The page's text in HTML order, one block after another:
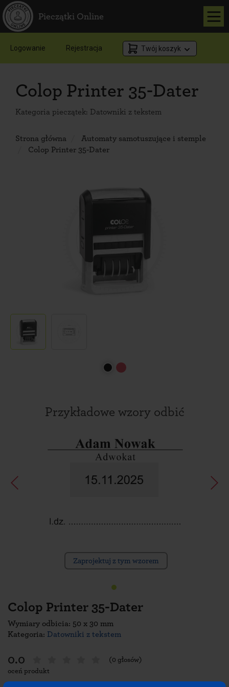
Pieczątki Online
Logowanie Rejestracja Twój koszyk
Colop Printer 35-Dater
Kategoria pieczątek: Datowniki z tekstem
Strona główna
Automaty samotuszujące i stemple
Colop Printer 35-Dater
Przykładowe wzory odbić
Zaprojektuj z tym wzorem
Colop Printer 35-Dater
Wymiary odbicia: 50 x 30 mm
Kategoria: Datowniki z tekstem
0.0
(0 głosów)
oceń produkt